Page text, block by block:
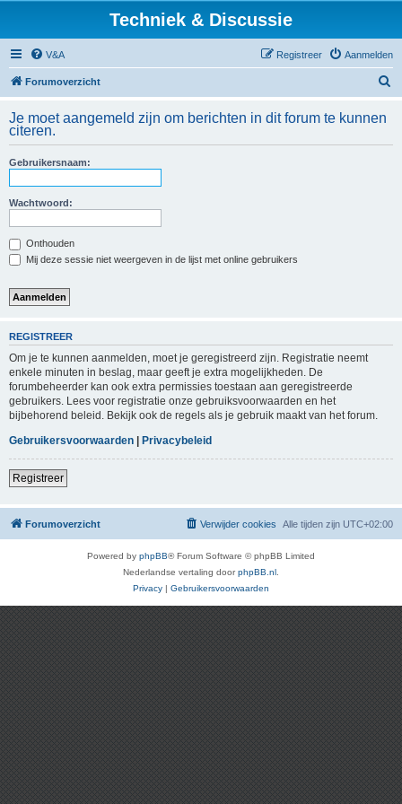
Techniek & Discussie
V&A Aanmelden
Registreer
Forumoverzicht
k
Je moet aangemeld zijn om berichten in dit forum te kunnen
citeren.
Gebruikersnaam:
Wachtwoord:
Onthouden
Mij deze sessie niet weergeven in de lijst met online gebruikers
REGISTREER
Om je te kunnen aanmelden, moet je geregistreerd zijn. Registratie neemt
enkele minuten in beslag, maar geeft je extra mogelijkheden. De
forumbeheerder kan ook extra permissies toestaan aan geregistreerde
gebruikers. Lees voor registratie onze gebruiksvoorwaarden en het
bijbehorend beleid. Bekijk ook de regels als je gebruik maakt van het forum.
Gebruikersvoorwaarden | Privacybeleid
Registreer
Forumoverzicht Alle tijden zijn UTC+02:00
Verwijder cookies
Powered by phpBB® Forum Software © phpBB Limited
Nederlandse vertaling doorphpBB.nl
Privacy | Gebruikersvoorwaarden